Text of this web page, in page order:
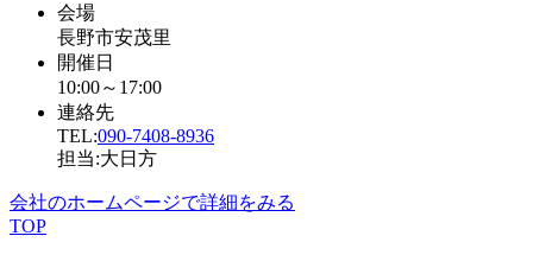
会場
長野市安茂里
開催日
10:00～17:00
連絡先
TEL:090-7408-8936
担当:大日方
会社のホームページで詳細をみる
TOP